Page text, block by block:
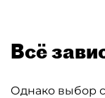
Всё
Однако выбор